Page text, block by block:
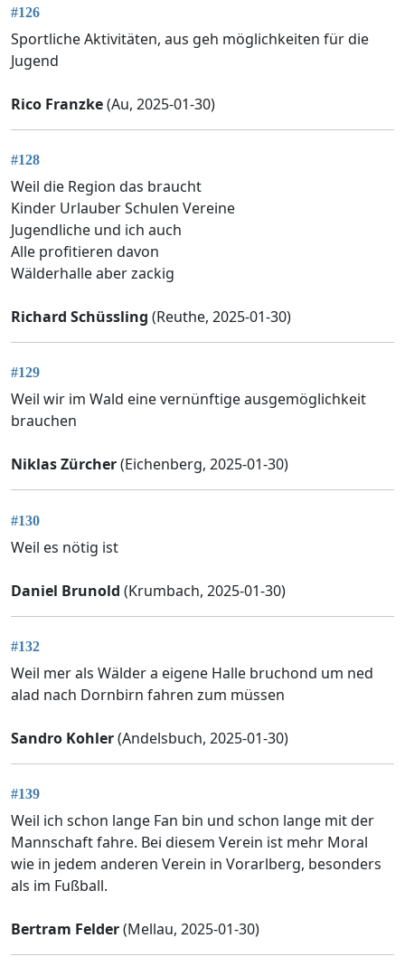
#126
Sportliche Aktivitäten, aus geh möglichkeiten für die
Jugend
Rico Franzke(Au, 2025-01-30)
#128
Weil die Region das braucht
Kinder Urlauber Schulen Vereine
Jugendliche und ich auch
Alle profitieren davon
Wälderhalle aber zackig
Richard Schüssling (Reuthe, 2025-01-30)
#129
Weil wir im Wald eine vernünftige ausgemöglichkeit
brauchen
Niklas Zürcher(Eichenberg, 2025-01-30)
#130
Weil es nötig ist
Daniel Brunold (Krumbach, 2025-01-30)
#132
Weil mer als Wälder a eigene Halle bruchond um ned
alad nach Dornbirn fahren zum müssen
Sandro Kohler(Andelsbuch, 2025-01-30)
#139
Weil ich schon lange Fan bin und schon lange mit der
Mannschaft fahre. Bei diesem Verein ist mehr Moral
wie in jedem anderen Verein in Vorarlberg, besonders
als im Fußball.
Bertram Felder(Mellau, 2025-01-30)